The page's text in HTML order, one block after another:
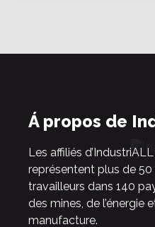
Á propos de
Les affiliés
représentent plus de
travailleurs dans 140
des mines, de l’énergie
manufacture.